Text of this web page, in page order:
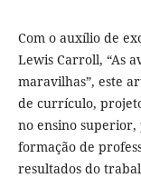
Com o auxílio de
Lewis Carroll, “As
maravilhas”, este
de currículo,
no ensino
formação de
resultados do